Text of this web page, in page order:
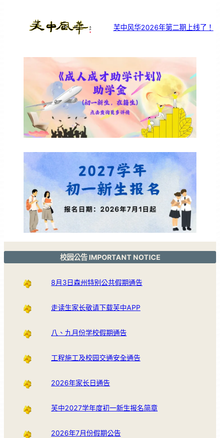
芙中风华2026年第二期上线了！
校园公告 IMPORTANT NOTICE
8月3日森州特别公共假期通告
走读生家长敬请下载芙中APP
八、九月份学校假期通告
工程施工及校园交通安全通告
2026年家长日通告
芙中2027学年度初一新生报名简章
2026年7月份假期公告